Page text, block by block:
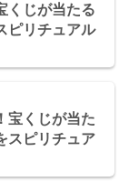
くじが当たる
ピリチュアル
宝くじが当た
スピリチュア